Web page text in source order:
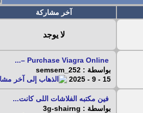
آخر مشاركة
لا يوجد
Purchase Viagra Online –...
بواسطة : semsem_252
15 - 9 - 2025
فين مكتبه الفلاشات اللى كانت...
بواسطة : 3g-shairng